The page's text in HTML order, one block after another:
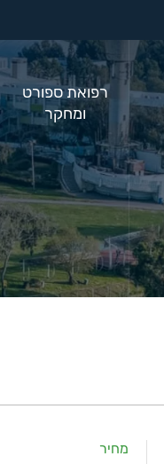
רפואת ספורט
ומחקר
מחיר